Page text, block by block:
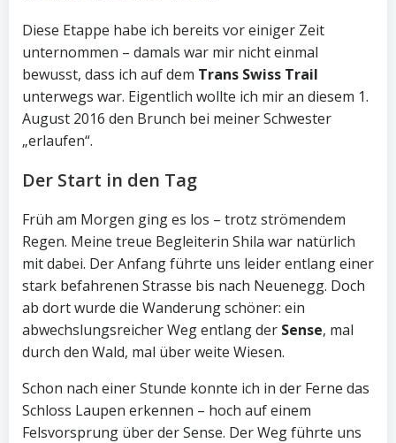
Diese Etappe habe ich bereits vor einiger Zeit
unternommen – damals war mir nicht einmal
bewusst, dass ich auf dem Trans Swiss Trail
unterwegs war. Eigentlich wollte ich mir an diesem 1.
August 2016 den Brunch bei meiner Schwester
„erlaufen“.
Der Start in den Tag
Früh am Morgen ging es los – trotz strömendem
Regen. Meine treue Begleiterin Shila war natürlich
mit dabei. Der Anfang führte uns leider entlang einer
stark befahrenen Strasse bis nach Neuenegg. Doch
ab dort wurde die Wanderung schöner: ein
abwechslungsreicher Weg entlang der Sense, mal
durch den Wald, mal über weite Wiesen.
Schon nach einer Stunde konnte ich in der Ferne das
Schloss Laupen erkennen – hoch auf einem
Felsvorsprung über der Sense. Der Weg führte uns